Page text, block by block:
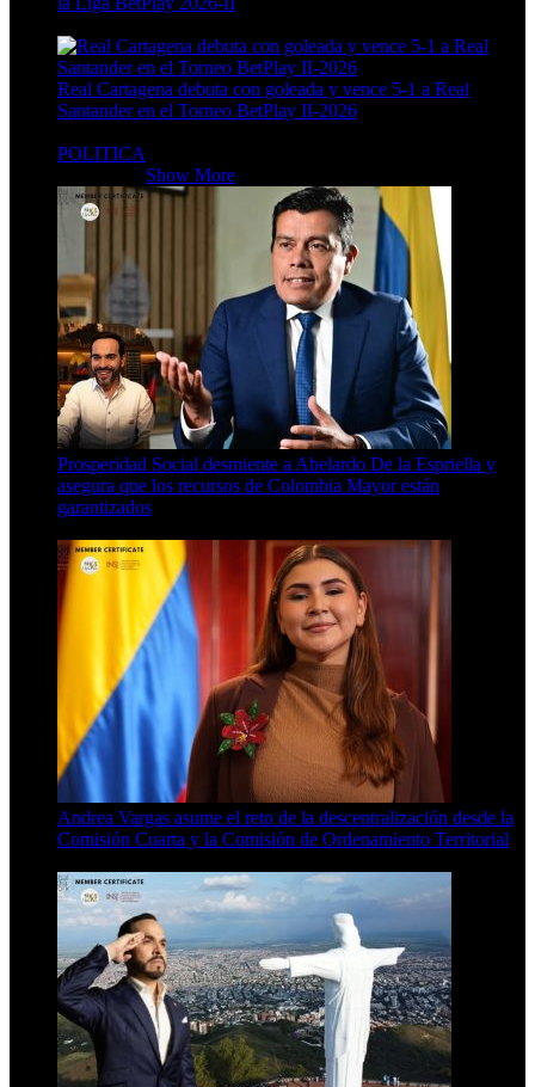
Real Cartagena debuta con goleada y vence 5-1 a Real
Santander en el Torneo BetPlay II-2026
POLITICA
Show More
Prosperidad Social desmiente a Abelardo De la Espriella y
asegura que los recursos de Colombia Mayor están
garantizados
Andrea Vargas asume el reto de la descentralización desde la
Comisión Cuarta y la Comisión de Ordenamiento Territorial